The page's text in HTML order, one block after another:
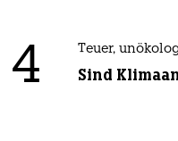
4 Teuer,
Sind